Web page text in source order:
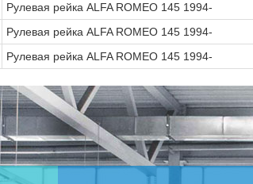
Рулевая рейка ALFA ROMEO 145 1994-
Рулевая рейка ALFA ROMEO 145 1994-
Рулевая рейка ALFA ROMEO 145 1994-